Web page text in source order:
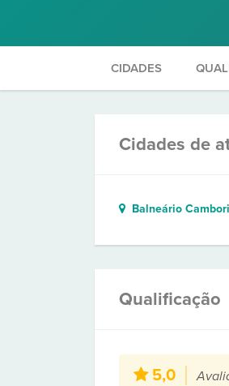
CIDADES
Cidades de
Balneário
Qualificação
5,0